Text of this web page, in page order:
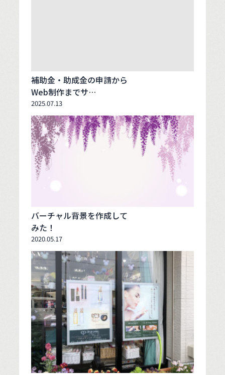
補助金・助成金の申請から
Web制作までサ…
2025.07.13
バーチャル背景を作成して
みた！
2020.05.17